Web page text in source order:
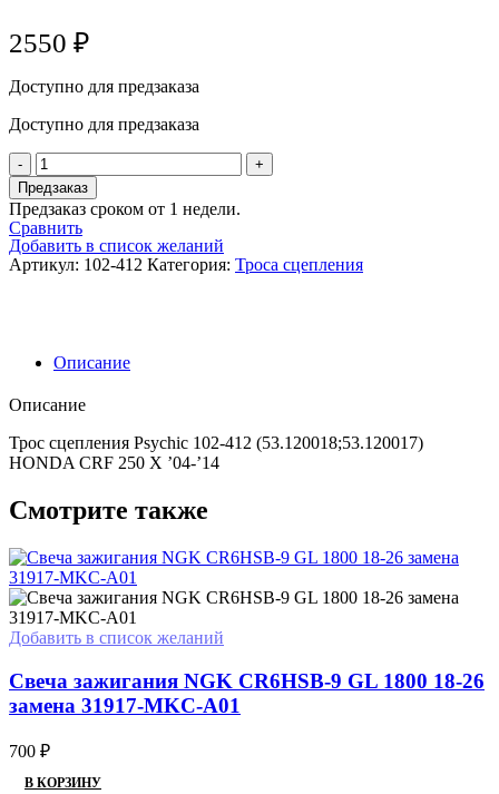
2550 ₽
Доступно для предзаказа
Доступно для предзаказа
Количество
товара
Psychic
Трос
сцепления
Honda
CRF
02-
(53.120018;53.120017)
Предзаказ
Предзаказ сроком от 1 недели.
Сравнить
Добавить в список желаний
Артикул: 102-412 Категория: Троса сцепления
Описание
Описание
Трос сцепления Psychic 102-412 (53.120018;53.120017)
HONDA CRF 250 X ’04-’14
Смотрите также
Добавить в список желаний
Свеча зажигания NGK CR6HSB-9 GL 1800 18-26
замена 31917-MKC-A01
700 ₽
В КОРЗИНУ